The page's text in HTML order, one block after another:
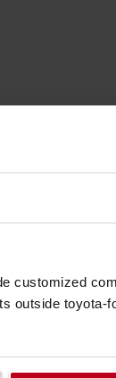
customized
outside toyota-